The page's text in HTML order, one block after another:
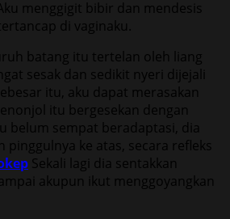
menggigit bibir dan mendesis
di vaginaku.
batang itu tertelan oleh liang
sesak dan sedikit nyeri dijejali
itu, aku dapat merasakan
itu bergesekan dengan
belum sempat beradaptasi, dia
pinggulnya ke atas, secara refleks
Sekali lagi dia sentakkan
akupun ikut menggoyangkan